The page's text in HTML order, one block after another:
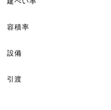
容積率
設備
引渡